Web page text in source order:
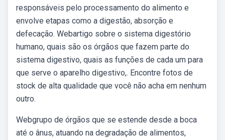
responsáveis pelo processamento do alimento e
envolve etapas como a digestão, absorção e
defecação. Webartigo sobre o sistema digestório
humano, quais são os órgãos que fazem parte do
sistema digestivo, quais as funções de cada um para
que serve o aparelho digestivo,. Encontre fotos de
stock de alta qualidade que você não acha em nenhum
outro.
Webgrupo de órgãos que se estende desde a boca
até o ânus, atuando na degradação de alimentos,